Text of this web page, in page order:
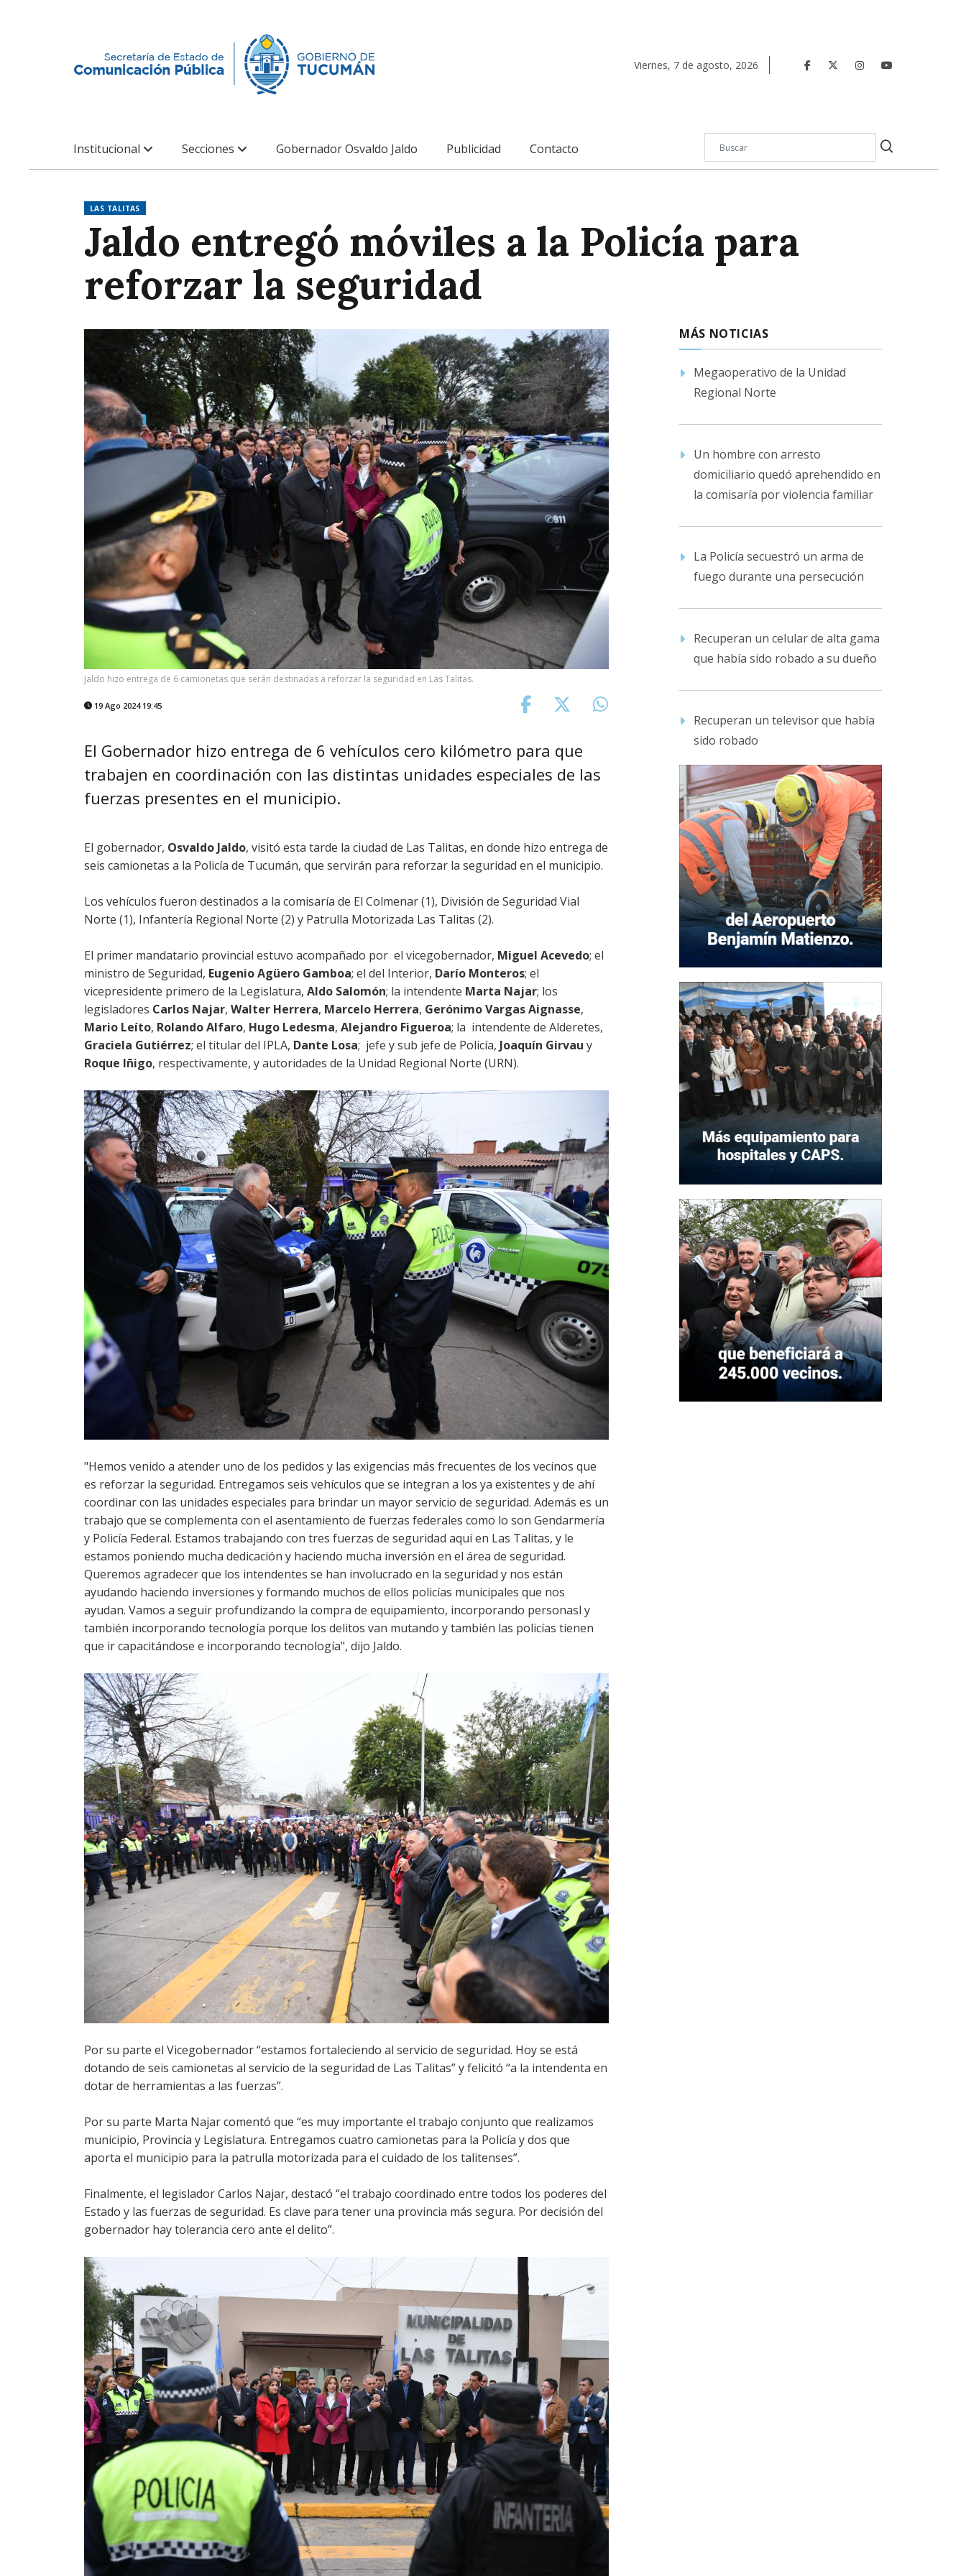
Viernes, 7 de agosto, 2026
Institucional Secciones Gobernador Osvaldo Jaldo Publicidad Contacto
LAS TALITAS
Jaldo entregó móviles a la Policía para
reforzar la seguridad
Jaldo hizo entrega de 6 camionetas que serán destinadas a reforzar la seguridad en Las Talitas.
19 Ago 2024 19:45
El Gobernador hizo entrega de 6 vehículos cero kilómetro para que
trabajen en coordinación con las distintas unidades especiales de las
fuerzas presentes en el municipio.
El gobernador, Osvaldo Jaldo, visitó esta tarde la ciudad de Las Talitas, en donde hizo entrega de
seis camionetas a la Policía de Tucumán, que servirán para reforzar la seguridad en el municipio.
Los vehículos fueron destinados a la comisaría de El Colmenar (1), División de Seguridad Vial
Norte (1), Infantería Regional Norte (2) y Patrulla Motorizada Las Talitas (2).
El primer mandatario provincial estuvo acompañado por el vicegobernador, Miguel Acevedo; el
ministro de Seguridad, Eugenio Agüero Gamboa; el del Interior, Darío Monteros; el
vicepresidente primero de la Legislatura, Aldo Salomón; la intendente Marta Najar; los
legisladores Carlos Najar, Walter Herrera, Marcelo Herrera, Gerónimo Vargas Aignasse,
Mario Leíto, Rolando Alfaro, Hugo Ledesma, Alejandro Figueroa; la intendente de Alderetes,
Graciela Gutiérrez; el titular del IPLA, Dante Losa; jefe y sub jefe de Policía, Joaquín Girvau y
Roque Iñigo, respectivamente, y autoridades de la Unidad Regional Norte (URN).
"Hemos venido a atender uno de los pedidos y las exigencias más frecuentes de los vecinos que
es reforzar la seguridad. Entregamos seis vehículos que se integran a los ya existentes y de ahí
coordinar con las unidades especiales para brindar un mayor servicio de seguridad. Además es un
trabajo que se complementa con el asentamiento de fuerzas federales como lo son Gendarmería
y Policía Federal. Estamos trabajando con tres fuerzas de seguridad aquí en Las Talitas, y le
estamos poniendo mucha dedicación y haciendo mucha inversión en el área de seguridad.
Queremos agradecer que los intendentes se han involucrado en la seguridad y nos están
ayudando haciendo inversiones y formando muchos de ellos policías municipales que nos
ayudan. Vamos a seguir profundizando la compra de equipamiento, incorporando personasl y
también incorporando tecnología porque los delitos van mutando y también las policías tienen
que ir capacitándose e incorporando tecnología", dijo Jaldo.
Por su parte el Vicegobernador “estamos fortaleciendo al servicio de seguridad. Hoy se está
dotando de seis camionetas al servicio de la seguridad de Las Talitas” y felicitó “a la intendenta en
dotar de herramientas a las fuerzas”.
Por su parte Marta Najar comentó que “es muy importante el trabajo conjunto que realizamos
municipio, Provincia y Legislatura. Entregamos cuatro camionetas para la Policía y dos que
aporta el municipio para la patrulla motorizada para el cuidado de los talitenses”.
Finalmente, el legislador Carlos Najar, destacó “el trabajo coordinado entre todos los poderes del
Estado y las fuerzas de seguridad. Es clave para tener una provincia más segura. Por decisión del
gobernador hay tolerancia cero ante el delito”.
MÁS NOTICIAS
Megaoperativo de la Unidad
Regional Norte
Un hombre con arresto
domiciliario quedó aprehendido en
la comisaría por violencia familiar
La Policía secuestró un arma de
fuego durante una persecución
Recuperan un celular de alta gama
que había sido robado a su dueño
Recuperan un televisor que había
sido robado